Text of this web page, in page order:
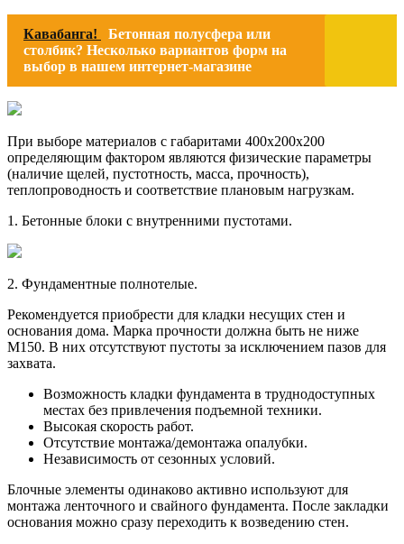
Кавабанга!
Бетонная полусфера или
столбик? Несколько вариантов форм на
выбор в нашем интернет-магазине
При выборе материалов с габаритами 400х200х200
определяющим фактором являются физические параметры
(наличие щелей, пустотность, масса, прочность),
теплопроводность и соответствие плановым нагрузкам.
1. Бетонные блоки с внутренними пустотами.
2. Фундаментные полнотелые.
Рекомендуется приобрести для кладки несущих стен и
основания дома. Марка прочности должна быть не ниже
М150. В них отсутствуют пустоты за исключением пазов для
захвата.
Возможность кладки фундамента в труднодоступных
местах без привлечения подъемной техники.
Высокая скорость работ.
Отсутствие монтажа/демонтажа опалубки.
Независимость от сезонных условий.
Блочные элементы одинаково активно используют для
монтажа ленточного и свайного фундамента. После закладки
основания можно сразу переходить к возведению стен.